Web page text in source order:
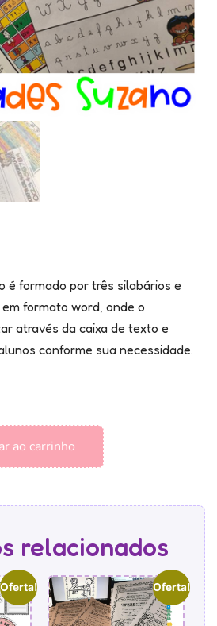
é formado por três silabários e
formato word, onde o
através da caixa de texto e
conforme sua necessidade.
ao carrinho
relacionados
Oferta! Oferta!